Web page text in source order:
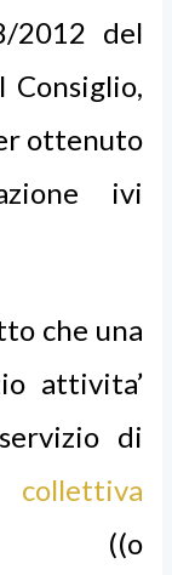
2012 del
Consiglio,
ottenuto
ivi
che una
attivita’
di